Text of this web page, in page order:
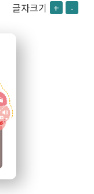
글자크기 + -